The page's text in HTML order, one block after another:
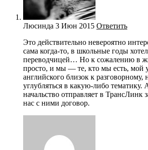
Люсинда 3 Июн 2015 Ответить
Это действительно невероятно
сама когда-то, в школьные годы
переводчицей… Но к сожалению в
просто, и мы — те, кто мы есть, мой
английского близок к разговорному,
углубляться в какую-либо
начальство отправляет в ТрансЛинк
нас с ними договор.